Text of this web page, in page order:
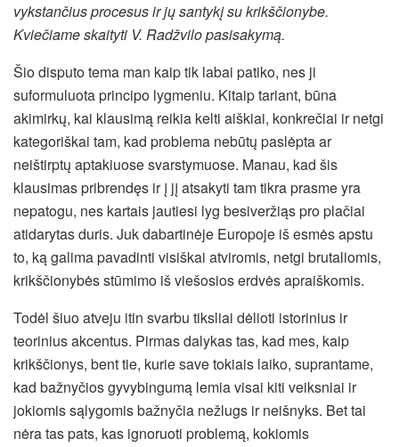
vykstančius procesus ir jų santykį su krikščionybe.
Kviečiame skaityti V. Radžvilo pasisakymą.
Šio disputo tema man kaip tik labai patiko, nes ji
suformuluota principo lygmeniu. Kitaip tariant, būna
akimirkų, kai klausimą reikia kelti aiškiai, konkrečiai ir netgi
kategoriškai tam, kad problema nebūtų paslėpta ar
neištirptų aptakiuose svarstymuose. Manau, kad šis
klausimas pribrendęs ir į jį atsakyti tam tikra prasme yra
nepatogu, nes kartais jautiesi lyg besiveržiąs pro plačiai
atidarytas duris. Juk dabartinėje Europoje iš esmės apstu
to, ką galima pavadinti visiškai atviromis, netgi brutaliomis,
krikščionybės stūmimo iš viešosios erdvės apraiškomis.
Todėl šiuo atveju itin svarbu tiksliai dėlioti istorinius ir
teorinius akcentus. Pirmas dalykas tas, kad mes, kaip
krikščionys, bent tie, kurie save tokiais laiko, suprantame,
kad bažnyčios gyvybingumą lemia visai kiti veiksniai ir
jokiomis sąlygomis bažnyčia nežlugs ir neišnyks. Bet tai
nėra tas pats, kas ignoruoti problemą, kokiomis